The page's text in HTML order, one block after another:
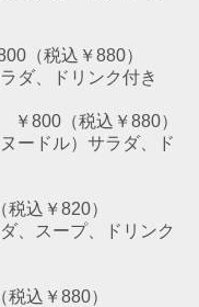
（税込￥880）
ダ、ドリンク付き
800（税込￥880）
ードル） サラダ、ド
込￥820）
スープ、ドリンク
税込￥880）